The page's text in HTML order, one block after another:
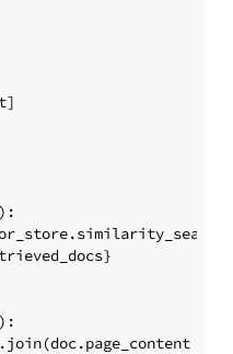
):
):
.join(doc.page_content